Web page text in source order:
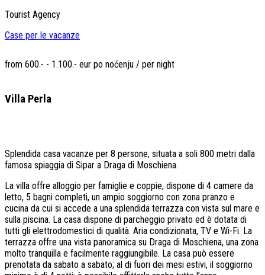
Tourist Agency
Case per le vacanze
from 600.- - 1.100.- eur po noćenju / per night
Villa Perla
Splendida casa vacanze per 8 persone, situata a soli 800 metri dalla
famosa spiaggia di Sipar a Draga di Moschiena.
La villa offre alloggio per famiglie e coppie, dispone di 4 camere da
letto, 5 bagni completi, un ampio soggiorno con zona pranzo e
cucina da cui si accede a una splendida terrazza con vista sul mare e
sulla piscina. La casa dispone di parcheggio privato ed è dotata di
tutti gli elettrodomestici di qualità. Aria condizionata, TV e Wi-Fi. La
terrazza offre una vista panoramica su Draga di Moschiena, una zona
molto tranquilla e facilmente raggiungibile. La casa può essere
prenotata da sabato a sabato; al di fuori dei mesi estivi, il soggiorno